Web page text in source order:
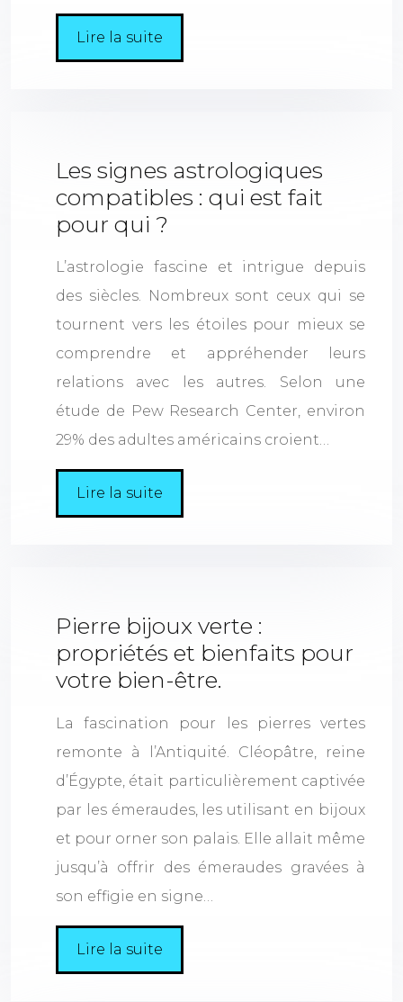
Lire la suite
Les signes astrologiques
compatibles : qui est fait
pour qui ?
L’astrologie fascine et intrigue depuis
des siècles. Nombreux sont ceux qui se
tournent vers les étoiles pour mieux se
comprendre et appréhender leurs
relations avec les autres. Selon une
étude de Pew Research Center, environ
29% des adultes américains croient…
Lire la suite
Pierre bijoux verte :
propriétés et bienfaits pour
votre bien-être.
La fascination pour les pierres vertes
remonte à l’Antiquité. Cléopâtre, reine
d’Égypte, était particulièrement captivée
par les émeraudes, les utilisant en bijoux
et pour orner son palais. Elle allait même
jusqu’à offrir des émeraudes gravées à
son effigie en signe…
Lire la suite